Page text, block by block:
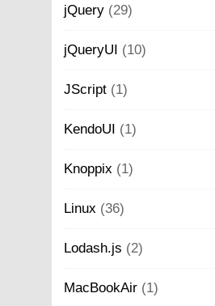
jQuery (29)
jQueryUI (10)
JScript (1)
KendoUI (1)
Knoppix (1)
Linux (36)
Lodash.js (2)
MacBookAir (1)